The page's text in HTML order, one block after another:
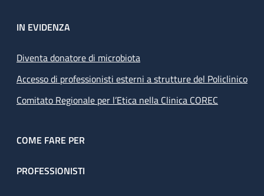
IN EVIDENZA
Diventa donatore di microbiota
Accesso di professionisti esterni a strutture del Policlinico
Comitato Regionale per l’Etica nella Clinica COREC
COME FARE PER
PROFESSIONISTI